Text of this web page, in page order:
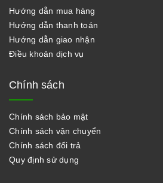
Hướng dẫn mua hàng
Hướng dẫn thanh toán
Hướng dẫn giao nhận
Điều khoản dịch vụ
Chính sách
Chính sách bảo mật
Chính sách vận chuyển
Chính sách đổi trả
Quy định sử dụng